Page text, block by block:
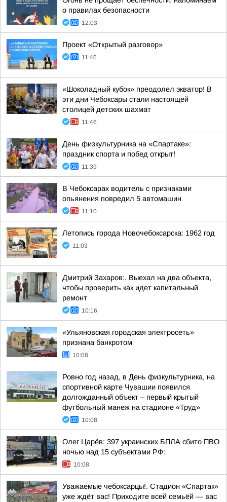
о правилах безопасности
12:03
Проект «Открытый разговор»
11:46
«Шоколадный кубок» преодолел экватор! В
эти дни Чебоксары стали настоящей
столицей детских шахмат
11:46
День физкультурника на «Спартаке»:
праздник спорта и побед открыт!
11:39
В Чебоксарах водитель с признаками
опьянения повредил 5 автомашин
11:10
Летопись города Новочебоксарска: 1962 год
11:03
Дмитрий Захаров:. Выехал на два объекта,
чтобы проверить как идет капитальный
ремонт
10:16
«Ульяновская городская электросеть»
признана банкротом
10:08
Ровно год назад, в День физкультурника, на
спортивной карте Чувашии появился
долгожданный объект – первый крытый
футбольный манеж на стадионе «Труд»
10:08
Олег Царёв: 397 украинских БПЛА сбито ПВО
ночью над 15 субъектами РФ:
10:08
Уважаемые чебоксарцы!. Стадион «Спартак»
уже ждёт вас! Приходите всей семьёй — вас